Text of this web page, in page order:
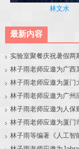
林文水
最新内容
实验室聚餐庆祝暑假两
林子雨老师应邀为广州
林子雨等编著《人工智